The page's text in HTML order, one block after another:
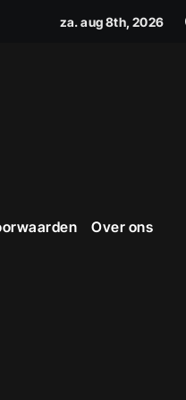
za. aug 8th, 2026
Over ons